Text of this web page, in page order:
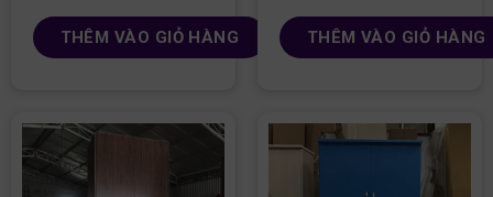
THÊM VÀO GIỎ HÀNG THÊM VÀO GIỎ HÀNG